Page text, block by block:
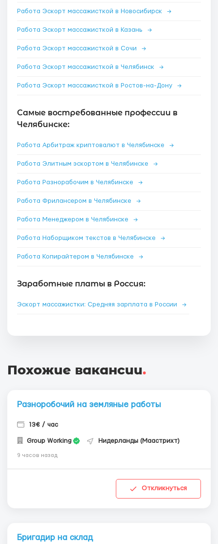
Работа Эскорт массажисткой в Новосибирск →
Работа Эскорт массажисткой в Казань →
Работа Эскорт массажисткой в Сочи →
Работа Эскорт массажисткой в Челябинск →
Работа Эскорт массажисткой в Ростов-на-Дону →
Самые востребованные профессии в
Челябинске:
Работа Арбитраж криптовалют в Челябинске →
Работа Элитным эскортом в Челябинске →
Работа Разнорабочим в Челябинске →
Работа Фрилансером в Челябинске →
Работа Менеджером в Челябинске →
Работа Наборщиком текстов в Челябинске →
Работа Копирайтером в Челябинске →
Заработные платы в Россия:
Эскорт массажистки: Средняя зарплата в России →
Похожие вакансии.
Разноробочий на земляные работы
13€ / час
Group Working Нидерланды (Маастрихт)
9 часов назад
Откликнуться
Бригадир на склад